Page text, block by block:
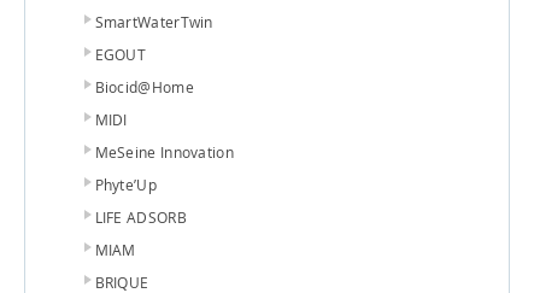
SmartWaterTwin
EGOUT
Biocid@Home
MIDI
MeSeine Innovation
Phyte’Up
LIFE ADSORB
MIAM
BRIQUE